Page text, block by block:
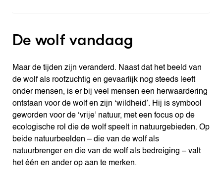
De wolf vandaag
Maar de tijden zijn veranderd. Naast dat het beeld van
de wolf als roofzuchtig en gevaarlijk nog steeds leeft
onder mensen, is er bij veel mensen een herwaardering
ontstaan voor de wolf en zijn ‘wildheid’. Hij is symbool
geworden voor de ‘vrije’ natuur, met een focus op de
ecologische rol die de wolf speelt in natuurgebieden. Op
beide natuurbeelden – die van de wolf als
natuurbrenger en die van de wolf als bedreiging – valt
het één en ander op aan te merken.